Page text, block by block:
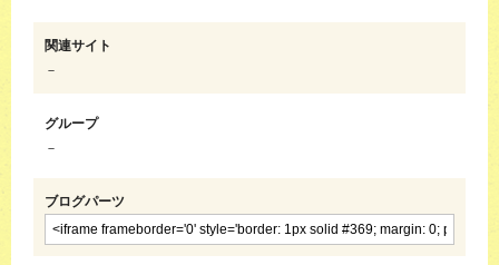
関連サイト
－
グループ
－
ブログパーツ